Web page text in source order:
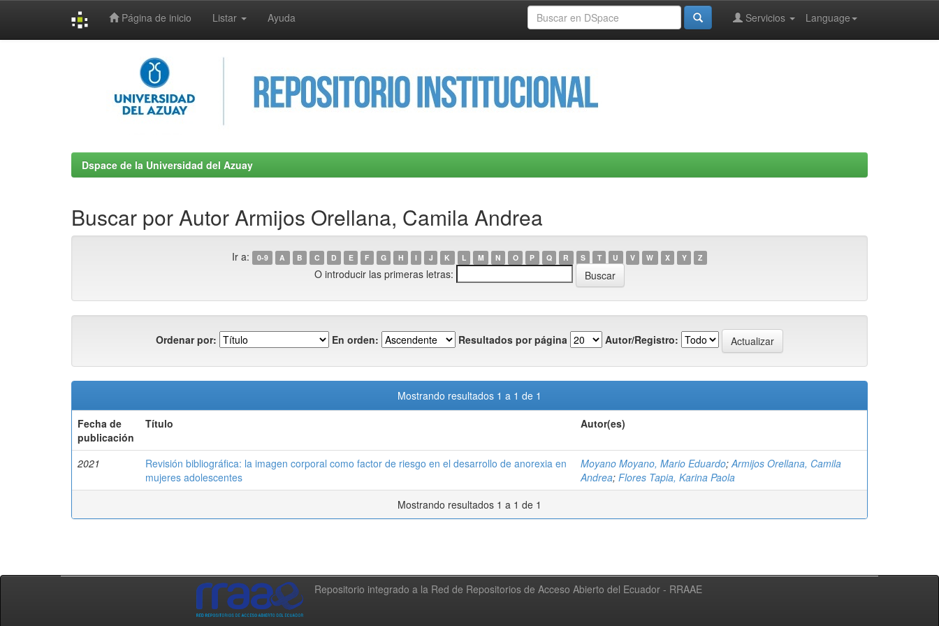
Página de inicio Listar Ayuda Language
Servicios
Dspace de la Universidad del Azuay
Buscar por Autor Armijos Orellana, Camila Andrea
Ir a: 0-9 A B C D E F G H I J K L M N O P Q R S T U V W X Y Z
O introducir las primeras letras:
Ordenar por: En orden: Resultados por página Autor/Registro:
Mostrando resultados 1 a 1 de 1
Fecha de
publicación
Título Autor(es)
2021
Revisión bibliográfica: la imagen corporal como factor de riesgo en el desarrollo de anorexia en
mujeres adolescentes
Moyano Moyano, Mario Eduardo;Armijos Orellana, Camila
Andrea; Flores Tapia, Karina Paola
Mostrando resultados 1 a 1 de 1
Repositorio integrado a la Red de Repositorios de Acceso Abierto del Ecuador - RRAAE